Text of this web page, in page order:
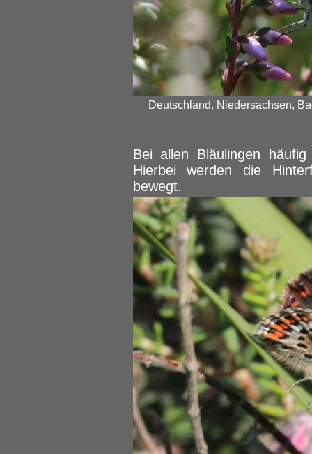
Deutschland, Niedersachsen,
Bei allen Bläulingen
Hierbei werden die
bewegt.